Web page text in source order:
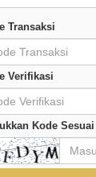
Transaksi
Verifikasi
Kode